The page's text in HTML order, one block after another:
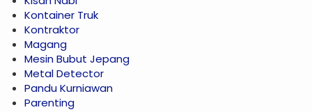
Kontainer Truk
Kontraktor
Magang
Mesin Bubut Jepang
Metal Detector
Pandu Kurniawan
Parenting